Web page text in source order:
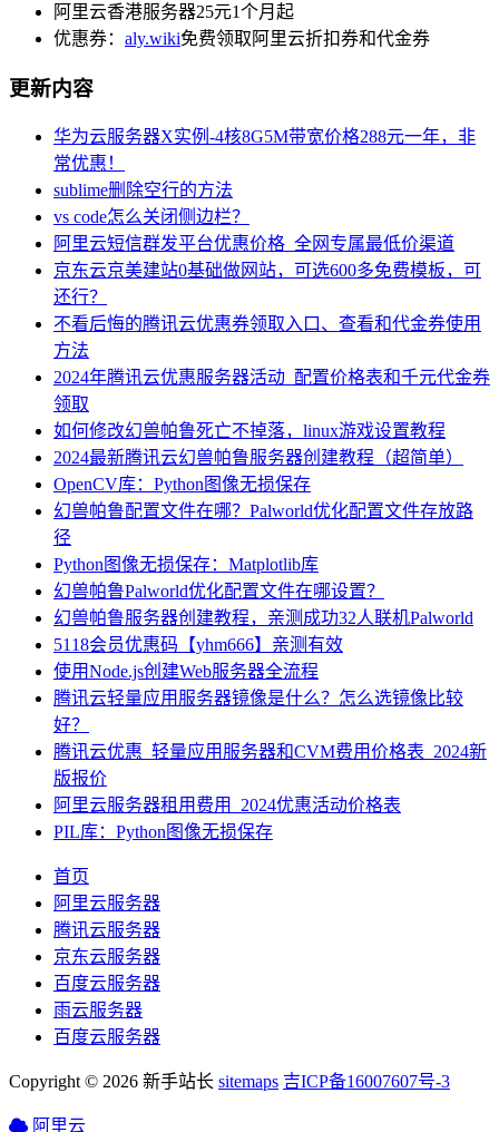
阿里云香港服务器25元1个月起
优惠券： aly.wiki免费领取阿里云折扣券和代金券
更新内容
华为云服务器X实例-4核8G5M带宽价格288元一年，非
常优惠！
sublime删除空行的方法
vs code怎么关闭侧边栏？
阿里云短信群发平台优惠价格_全网专属最低价渠道
京东云京美建站0基础做网站，可选600多免费模板，可
还行？
不看后悔的腾讯云优惠券领取入口、查看和代金券使用
方法
2024年腾讯云优惠服务器活动_配置价格表和千元代金券
领取
如何修改幻兽帕鲁死亡不掉落，linux游戏设置教程
2024最新腾讯云幻兽帕鲁服务器创建教程（超简单）
OpenCV库：Python图像无损保存
幻兽帕鲁配置文件在哪？Palworld优化配置文件存放路
径
Python图像无损保存：Matplotlib库
幻兽帕鲁Palworld优化配置文件在哪设置？
幻兽帕鲁服务器创建教程，亲测成功32人联机Palworld
5118会员优惠码【yhm666】亲测有效
使用Node.js创建Web服务器全流程
腾讯云轻量应用服务器镜像是什么？怎么选镜像比较
好？
腾讯云优惠_轻量应用服务器和CVM费用价格表_2024新
版报价
阿里云服务器租用费用_2024优惠活动价格表
PIL库：Python图像无损保存
首页
阿里云服务器
腾讯云服务器
京东云服务器
百度云服务器
雨云服务器
百度云服务器
Copyright © 2026 新手站长 sitemaps 吉ICP备16007607号-3
阿里云